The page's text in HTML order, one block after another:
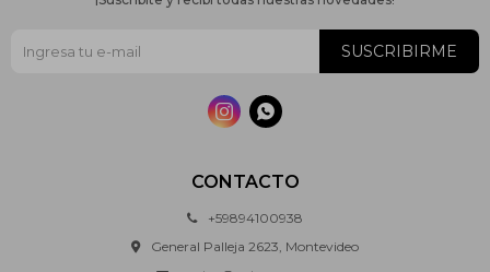
CONTACTO
+59894100938
General Palleja 2623, Montevideo
SUSCRIBIRME
 